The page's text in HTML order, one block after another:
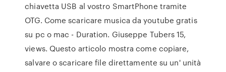
chiavetta USB al vostro SmartPhone tramite
OTG. Come scaricare musica da youtube gratis
su pc o mac - Duration. Giuseppe Tubers 15,
views. Questo articolo mostra come copiare,
salvare o scaricare file direttamente su un' unità